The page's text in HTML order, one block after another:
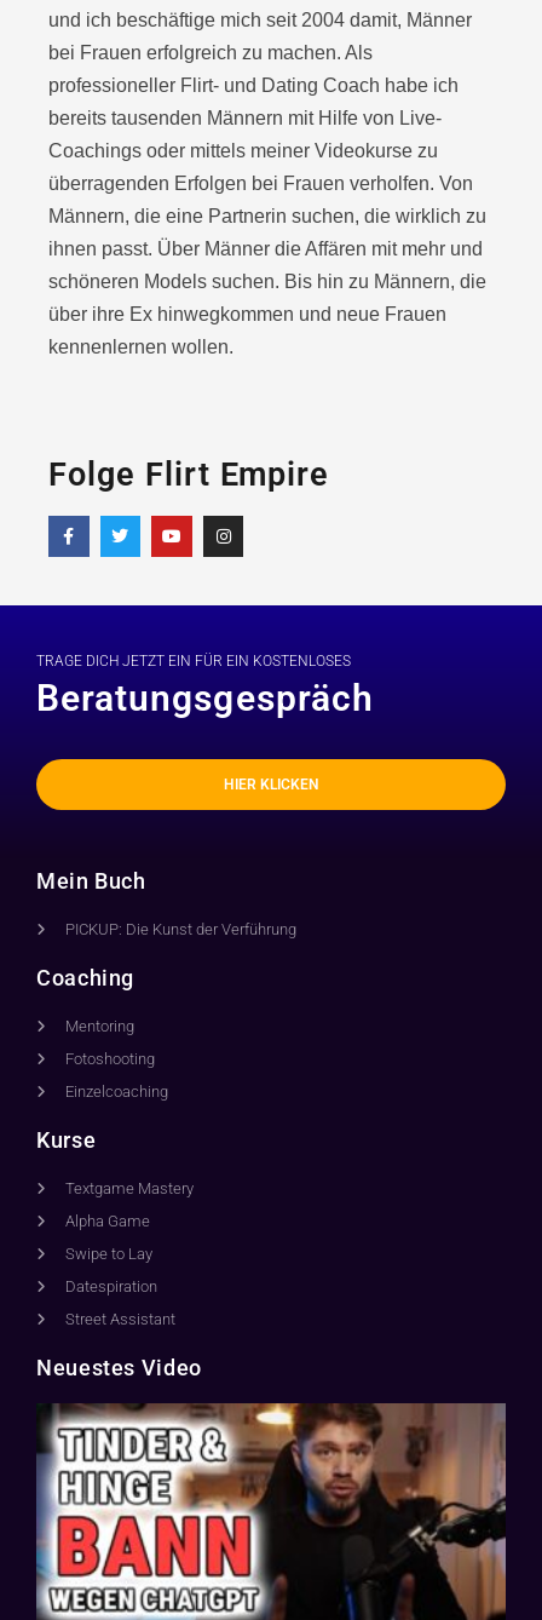
und ich beschäftige mich seit 2004 damit, Männer
bei Frauen erfolgreich zu machen. Als
professioneller Flirt- und Dating Coach habe ich
bereits tausenden Männern mit Hilfe von Live-
Coachings oder mittels meiner Videokurse zu
überragenden Erfolgen bei Frauen verholfen. Von
Männern, die eine Partnerin suchen, die wirklich zu
ihnen passt. Über Männer die Affären mit mehr und
schöneren Models suchen. Bis hin zu Männern, die
über ihre Ex hinwegkommen und neue Frauen
kennenlernen wollen.
Folge Flirt Empire
TRAGE DICH JETZT EIN FÜR EIN KOSTENLOSES
Beratungsgespräch
HIER KLICKEN
Mein Buch
PICKUP: Die Kunst der Verführung
Coaching
Mentoring
Fotoshooting
Einzelcoaching
Kurse
Textgame Mastery
Alpha Game
Swipe to Lay
Datespiration
Street Assistant
Neuestes Video